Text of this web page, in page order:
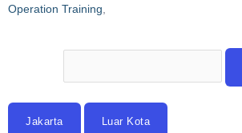
Operation Training
Jakarta Luar Kota